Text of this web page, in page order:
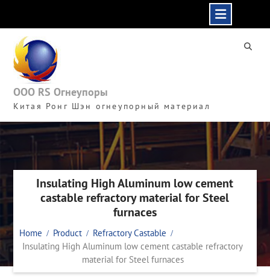
content
ООО RS Огнеупоры
Китая Ронг Шэн огнеупорный материал
Insulating High Aluminum low cement
castable refractory material for Steel
furnaces
Home Product
Refractory Castable
Insulating High Aluminum low cement castable refractory
material for Steel furnaces